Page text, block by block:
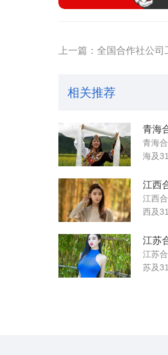
上一篇：​全国合作社公司
相关推荐
青海
青海
海及
江西
江西
西及
江苏
江苏
苏及